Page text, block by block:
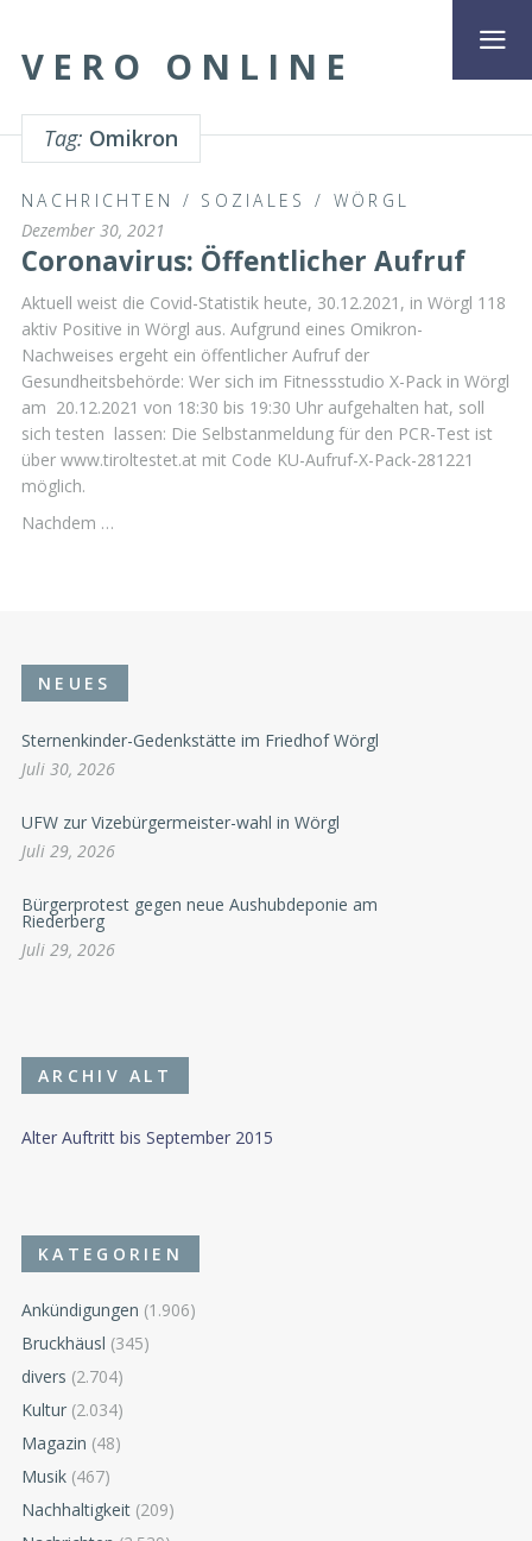
VERO ONLINE
Tag: Omikron
NACHRICHTEN / SOZIALES / WÖRGL
Dezember 30, 2021
Coronavirus: Öffentlicher Aufruf
Aktuell weist die Covid-Statistik heute, 30.12.2021, in Wörgl 118
aktiv Positive in Wörgl aus. Aufgrund eines Omikron-
Nachweises ergeht ein öffentlicher Aufruf der
Gesundheitsbehörde: Wer sich im Fitnessstudio X-Pack in Wörgl
am 20.12.2021 von 18:30 bis 19:30 Uhr aufgehalten hat, soll
sich testen lassen: Die Selbstanmeldung für den PCR-Test ist
über www.tiroltestet.at mit Code KU-Aufruf-X-Pack-281221
möglich.
Nachdem …
NEUES
Sternenkinder-Gedenkstätte im Friedhof Wörgl
Juli 30, 2026
UFW zur Vizebürgermeister-wahl in Wörgl
Juli 29, 2026
Bürgerprotest gegen neue Aushubdeponie am
Riederberg
Juli 29, 2026
ARCHIV ALT
Alter Auftritt bis September 2015
KATEGORIEN
Ankündigungen (1.906)
Bruckhäusl (345)
divers (2.704)
Kultur (2.034)
Magazin (48)
Musik (467)
Nachhaltigkeit (209)